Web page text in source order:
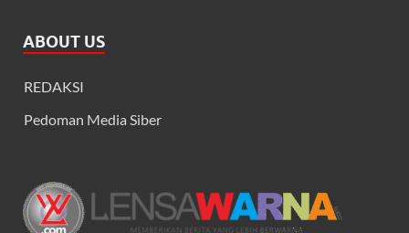
ABOUT US
REDAKSI
Pedoman Media Siber